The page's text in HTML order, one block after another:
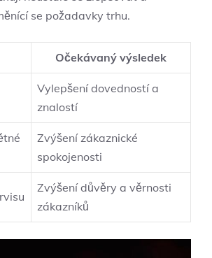
se požadavky trhu.
Očekávaný výsledek
Vylepšení dovedností a
znalostí
Zvýšení zákaznické
spokojenosti
Zvýšení důvěry a věrnosti
zákazníků